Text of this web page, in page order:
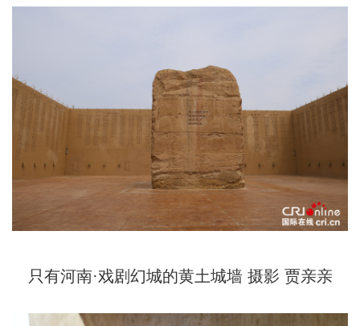
只有河南·戏剧幻城的黄土城墙 摄影 贾亲亲